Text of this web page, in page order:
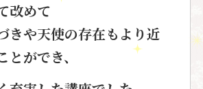
改めて
きや天使の存在もより近
とができ、